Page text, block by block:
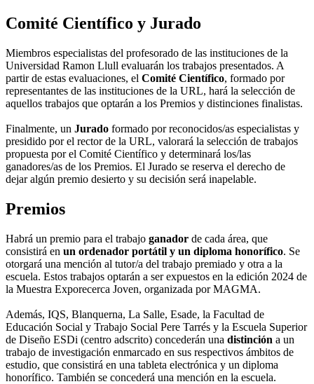
Comité Científico y Jurado
Miembros especialistas del profesorado de las instituciones de la
Universidad Ramon Llull evaluarán los trabajos presentados. A
partir de estas evaluaciones, el Comité Científico, formado por
representantes de las instituciones de la URL, hará la selección de
aquellos trabajos que optarán a los Premios y distinciones finalistas.
Finalmente, un Jurado formado por reconocidos/as especialistas y
presidido por el rector de la URL, valorará la selección de trabajos
propuesta por el Comité Científico y determinará los/las
ganadores/as de los Premios. El Jurado se reserva el derecho de
dejar algún premio desierto y su decisión será inapelable.
Premios
Habrá un premio para el trabajo ganador de cada área, que
consistirá en un ordenador portátil y un diploma honorífico. Se
otorgará una mención al tutor/a del trabajo premiado y otra a la
escuela. Estos trabajos optarán a ser expuestos en la edición 2024 de
la Muestra Exporecerca Joven, organizada por MAGMA.
Además, IQS, Blanquerna, La Salle, Esade, la Facultad de
Educación Social y Trabajo Social Pere Tarrés y la Escuela Superior
de Diseño ESDi (centro adscrito) concederán una distinción a un
trabajo de investigación enmarcado en sus respectivos ámbitos de
estudio, que consistirá en una tableta electrónica y un diploma
honorífico. También se concederá una mención en la escuela.